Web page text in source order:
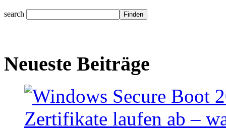
search
Neueste Beiträge